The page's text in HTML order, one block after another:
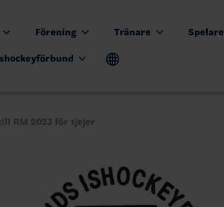
Förening Tränare Spelare
RM 2023 för tjejer